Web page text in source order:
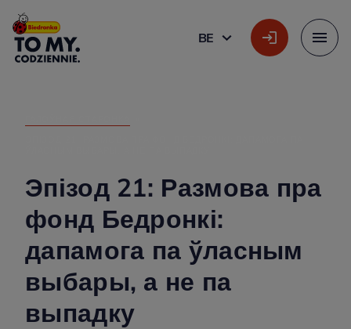
Галоўны лагатып
BE
БЕЛАРУСКАЯ
Эпізод 21: Размова пра
фонд Бедронкі:
дапамога па ўласным
выбары, а не па
выпадку